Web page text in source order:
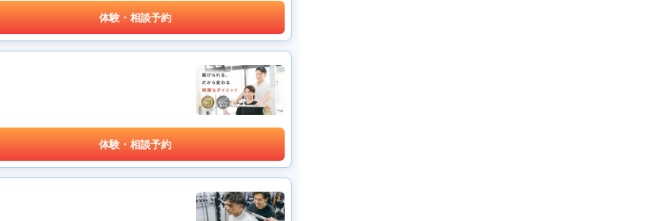
体験・相談予約
体験・相談予約